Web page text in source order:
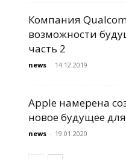
Компания
возможности
часть 2
news - 14.12.2019
Apple намерена
новое будущее
news - 19.01.2020